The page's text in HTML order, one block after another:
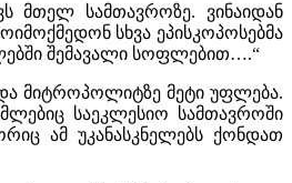
მთელ სამთავროზე. ვინაიდან
სხვა ეპისკოპოსებმა
შემავალი სოფლებით….“
მიტროპოლიტზე მეტი უფლება.
საეკლესიო სამთავროში
ამ უკანასკნელებს ქონდათ